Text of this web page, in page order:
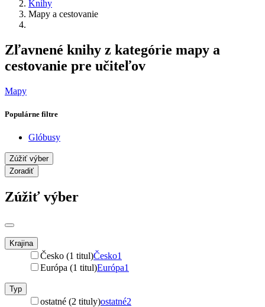
Knihy
Mapy a cestovanie
Zľavnené knihy z kategórie mapy a
cestovanie pre učiteľov
Mapy
Populárne filtre
Glóbusy
Zúžiť výber
Zoradiť
Zúžiť výber
Krajina
Česko (1 titul)Česko1
Európa (1 titul)Európa1
Typ
ostatné (2 tituly)ostatné2